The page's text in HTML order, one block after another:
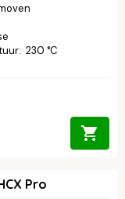
: 230 °C
Pro